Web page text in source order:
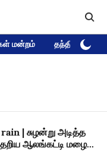
மன்றம் தந்தி டிவி
| சுழன்று அடித்த
ஆலங்கட்டி மழை...